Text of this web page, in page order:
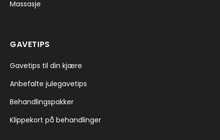
Massasje
GAVETIPS
Gavetips til din kjære
Anbefalte julegavetips
Behandlingspakker
Klippekort på behandlinger